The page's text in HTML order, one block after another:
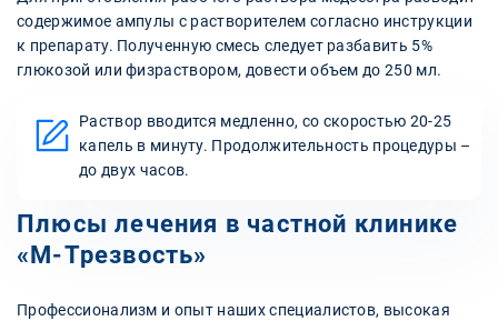
содержимое ампулы с растворителем согласно инструкции
к препарату. Полученную смесь следует разбавить 5%
глюкозой или физраствором, довести объем до 250 мл.
Раствор вводится медленно, со скоростью 20-25
капель в минуту. Продолжительность процедуры –
до двух часов.
Плюсы лечения в частной клинике
«М-Трезвость»
Профессионализм и опыт наших специалистов, высокая